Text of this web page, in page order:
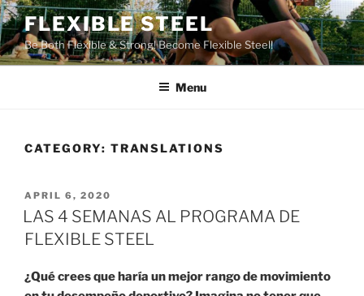
Skip
to
content
FLEXIBLE STEEL
Be Both Flexible & Strong! Become Flexible Steel!
Menu
CATEGORY: TRANSLATIONS
POSTED
ON
APRIL 6, 2020
LAS 4 SEMANAS AL PROGRAMA DE
FLEXIBLE STEEL
¿Qué crees que haría un mejor rango de movimiento